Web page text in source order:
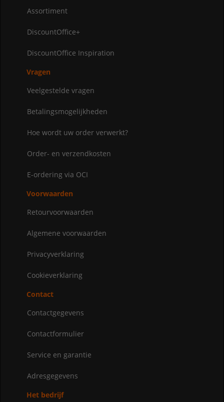
Assortiment
DiscountOffice+
DiscountOffice Inspiration
Vragen
Veelgestelde vragen
Betalingsmogelijkheden
Hoe wordt uw order verwerkt?
Order- en verzendkosten
E-ordering via OCI
Voorwaarden
Retourvoorwaarden
Algemene voorwaarden
Privacyverklaring
Cookieverklaring
Contact
Contactgegevens
Contactformulier
Service en garantie
Adresgegevens
Het bedrijf